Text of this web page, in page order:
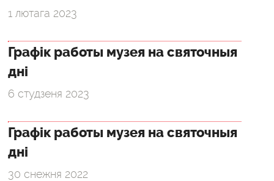
1 лютага 2023
Графік работы музея на святочныя
дні
6 студзеня 2023
Графік работы музея на святочныя
дні
30 снежня 2022